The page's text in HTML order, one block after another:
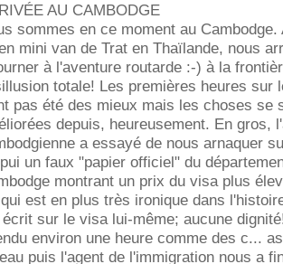
AU CAMBODGE
sommes en ce moment au
mini van de Trat en Thaïlande, nous
à l'aventure routarde :-) à la
totale! Les premières heures sur
pas été des mieux mais les choses se
depuis, heureusement. En gros,
a essayé de nous arnaquer
un faux "papier officiel" du
montrant un prix du visa plus
est en plus très ironique dans
sur le visa lui-même; aucune
environ une heure comme des c...
puis l'agent de l'immigration nous a